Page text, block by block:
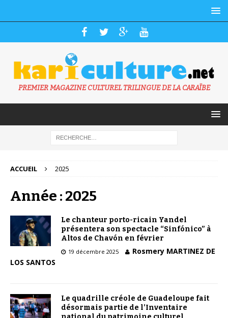
PREMIER MAGAZINE CULTUREL TRILINGUE DE LA CARAÏBE
ACCUEIL 2025
Année : 2025
Le chanteur porto-ricain Yandel
présentera son spectacle “Sinfónico” à
Altos de Chavón en février
19 décembre 2025
Rosmery MARTINEZ DE
LOS SANTOS
Le quadrille créole de Guadeloupe fait
désormais partie de l’Inventaire